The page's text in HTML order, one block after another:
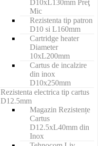
D10xL130mm Preţ
Mic
Rezistenta tip patron
D10 si L160mm
Cartridge heater
Diameter
10xL200mm
Cartus de incalzire
din inox
D10x250mm
Rezistenta electrica tip cartus
D12.5mm
Magazin Rezistențe
Cartus
D12.5xL40mm din
Inox